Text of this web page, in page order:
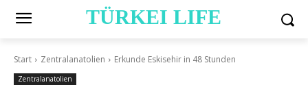
TÜRKEI LIFE
Start Zentralanatolien Erkunde Eskisehir in 48 Stunden
Zentralanatolien